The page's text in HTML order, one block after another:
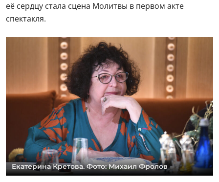
её сердцу стала сцена Молитвы в первом акте
спектакля.
Екатерина Кретова. Фото: Михаил Фролов